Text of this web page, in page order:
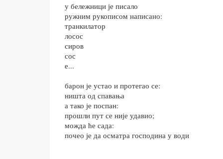
у бележници је писало
ружним рукописом написано:
транкилатор
лосос
сиров
сос
е...
барон је устао и протегао се:
ништа од спавања
а тако је поспан:
прошли пут се није удавио;
можда ће сада:
почео је да осматра господина у води